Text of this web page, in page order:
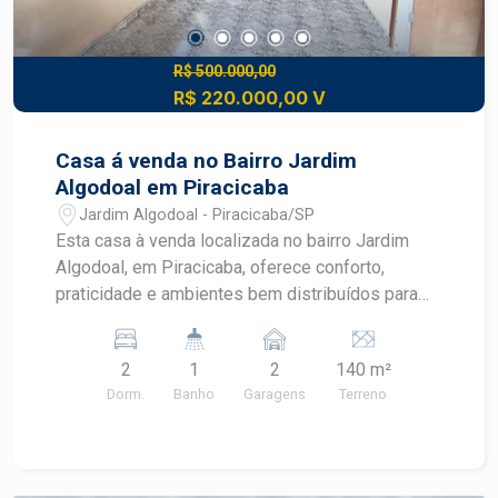
R$ 500.000,00
R$ 220.000,00 V
Casa á venda no Bairro Jardim
Algodoal em Piracicaba
Jardim Algodoal - Piracicaba/SP
Esta casa à venda localizada no bairro Jardim
Algodoal, em Piracicaba, oferece conforto,
praticidade e ambientes bem distribuídos para
vagas de garagem e excelente localização, é uma
ótima oportunidade para morar em um bairro
tranquilo e com fácil acesso aos principais
2
Dorm.
1
Banho
2
Garagens
140 m²
Terreno